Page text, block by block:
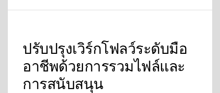
ปรับปรุงเวิร์กโฟลว์ระดับมือ
อาชีพด้วยการรวมไฟล์และ
การสนับสนุน